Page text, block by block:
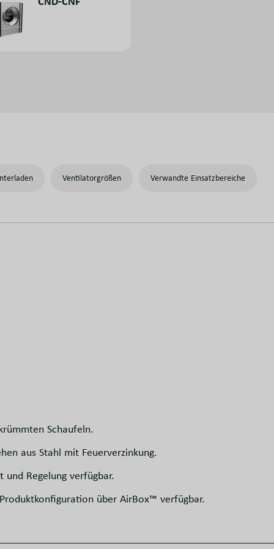
Ventilatorgrößen Verwandte Einsatzbereiche
Schaufeln.
aus Stahl mit Feuerverzinkung.
Regelung verfügbar.
über AirBox™ verfügbar.